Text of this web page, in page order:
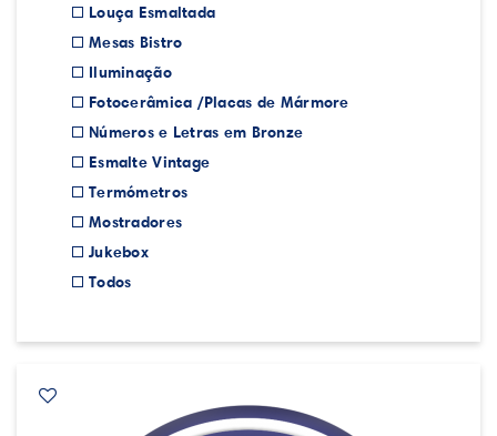
Louça Esmaltada
Mesas Bistro
Iluminação
Fotocerâmica /Placas de Mármore
Números e Letras em Bronze
Esmalte Vintage
Termómetros
Mostradores
Jukebox
Todos